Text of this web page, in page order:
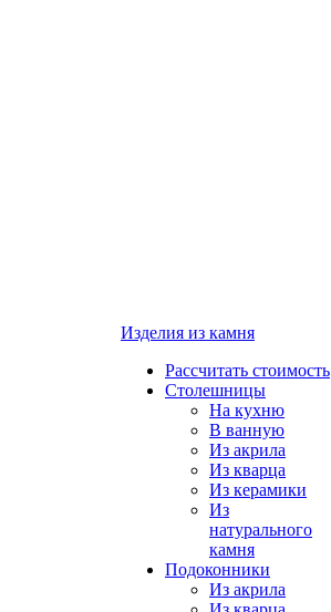
Изделия из камня
Рассчитать стоимость
Столешницы
На кухню
В ванную
Из акрила
Из кварца
Из керамики
Из
натурального
камня
Подоконники
Из акрила